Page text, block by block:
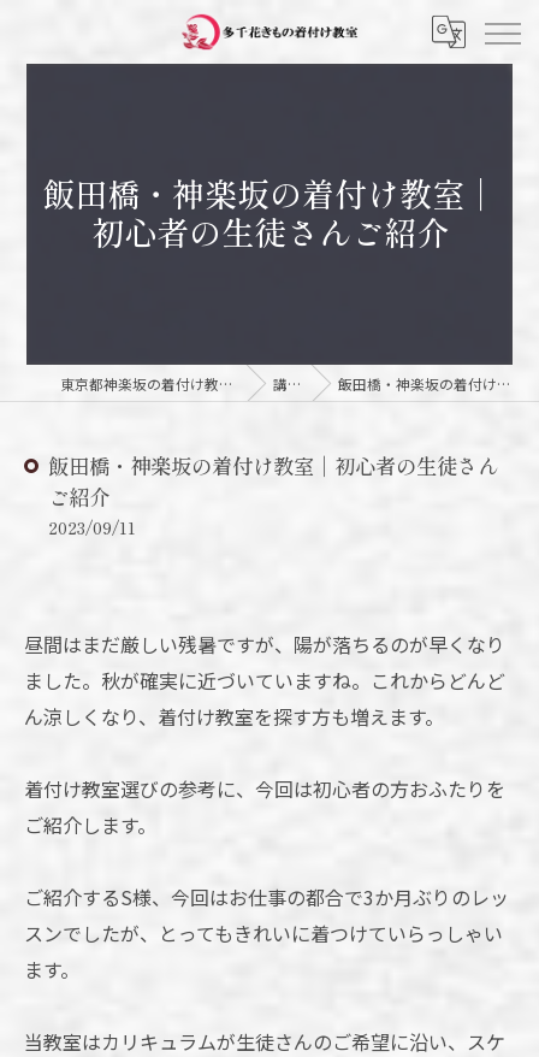
飯田橋・神楽坂の着付け教室｜
初心者の生徒さんご紹介
東京都神楽坂の着付け教室なら多千花きもの着付け教室 講師日記 飯田橋・神楽坂の着付け教室｜初心者の生徒さんご紹介
飯田橋・神楽坂の着付け教室｜初心者の生徒さん
ご紹介
2023/09/11
昼間はまだ厳しい残暑ですが、陽が落ちるのが早くなり
ました。秋が確実に近づいていますね。これからどんど
ん涼しくなり、着付け教室を探す方も増えます。
着付け教室選びの参考に、今回は初心者の方おふたりを
ご紹介します。
ご紹介するS様、今回はお仕事の都合で3か月ぶりのレッ
スンでしたが、とってもきれいに着つけていらっしゃい
ます。
当教室はカリキュラムが生徒さんのご希望に沿い、スケ